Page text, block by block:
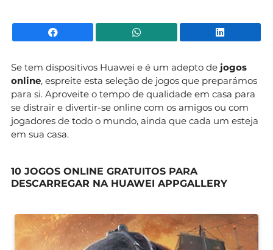
Facebook WhatsApp
Se tem dispositivos Huawei e é um adepto de jogos
online, espreite esta seleção de jogos que preparámos
para si. Aproveite o tempo de qualidade em casa para
se distrair e divertir-se online com os amigos ou com
jogadores de todo o mundo, ainda que cada um esteja
em sua casa.
10 JOGOS ONLINE GRATUITOS PARA
DESCARREGAR NA HUAWEI APPGALLERY